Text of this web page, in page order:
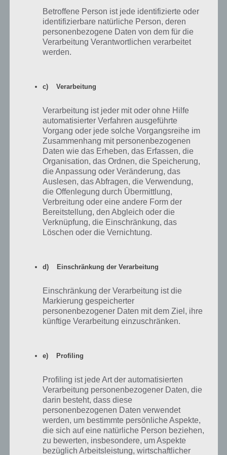
Positiv hervorzuheben ist, dass diese komplett Offline genutzt
werden kann, also keine Internetverbindung bei der Navigation
erforderlich ist. Außerdem gibt es seit neustem auch mehrere
Routen, sodass man zwischen der schnellsten, kürzesten und so
Nokia Drive+Beta noch recht neu ist macht die Navigation einen sehr
Anbieter mithalten.
Nokia Lumia 920: Großer Pluspunkt – Die
Kamera
Der Hauptgrund, ein Nokia Lumia 920 zu kaufen, ist aber eindeutig
die Kamera. In den meisten Lebenslagen gehört die eingebaute
Kamera zu den besten bei Smartphones. Wir haben daher keinen
Test mit anderen Smartphones gemacht, sondern das Nokia Lumia
920 in besonders schwierigen Situationen antreten lassen.
anderen Blogs anschauen. Wir haben den Vergleich mit einer richtig
guten Digitalkamera gewagt, der Sony Cybershot DSC W55. Dabei
wenig Licht, Fotografie eines Kamins und Foto bei Regen. Wir haben
das nachfolgende Bild nicht bearbeitet (draufklicken, um das Original
anzusehen).
Betroffene Person ist jede identifizierte oder
identifizierbare natürliche Person, deren
personenbezogene Daten von dem für die
Verarbeitung Verantwortlichen verarbeitet
werden.
c) Verarbeitung
Verarbeitung ist jeder mit oder ohne Hilfe
automatisierter Verfahren ausgeführte
Vorgang oder jede solche Vorgangsreihe im
Zusammenhang mit personenbezogenen
Daten wie das Erheben, das Erfassen, die
Organisation, das Ordnen, die Speicherung,
die Anpassung oder Veränderung, das
Auslesen, das Abfragen, die Verwendung,
die Offenlegung durch Übermittlung,
Verbreitung oder eine andere Form der
Bereitstellung, den Abgleich oder die
Verknüpfung, die Einschränkung, das
Löschen oder die Vernichtung.
d) Einschränkung der Verarbeitung
Einschränkung der Verarbeitung ist die
Markierung gespeicherter
personenbezogener Daten mit dem Ziel, ihre
künftige Verarbeitung einzuschränken.
e) Profiling
Profiling ist jede Art der automatisierten
Verarbeitung personenbezogener Daten, die
darin besteht, dass diese
personenbezogenen Daten verwendet
werden, um bestimmte persönliche Aspekte,
die sich auf eine natürliche Person beziehen,
zu bewerten, insbesondere, um Aspekte
bezüglich Arbeitsleistung, wirtschaftlicher